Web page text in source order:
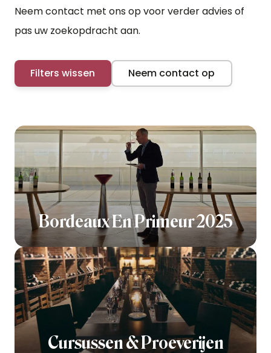
Neem contact met ons op voor verder advies of
pas uw zoekopdracht aan.
Filters wissen Neem contact op
Bordeaux En Primeur 2025
Cursussen & Proeverijen